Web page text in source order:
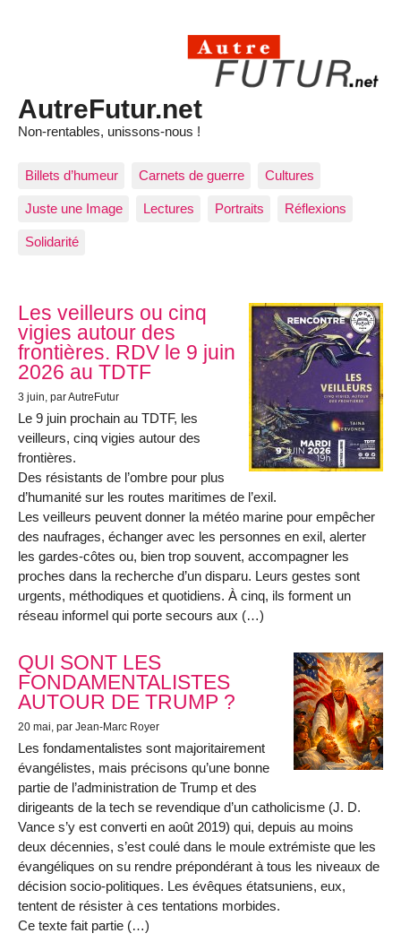
AutreFutur.net
Non-rentables, unissons-nous !
Billets d’humeur Carnets de guerre Cultures
Juste une Image Lectures Portraits Réflexions
Solidarité
Articles les plus récents
Les veilleurs ou cinq
vigies autour des
frontières. RDV le 9 juin
2026 au TDTF
3 juin, par AutreFutur
Le 9 juin prochain au TDTF, les
veilleurs, cinq vigies autour des
frontières.
Des résistants de l’ombre pour plus
d’humanité sur les routes maritimes de l’exil.
Les veilleurs peuvent donner la météo marine pour empêcher
des naufrages, échanger avec les personnes en exil, alerter
les gardes-côtes ou, bien trop souvent, accompagner les
proches dans la recherche d’un disparu. Leurs gestes sont
urgents, méthodiques et quotidiens. À cinq, ils forment un
réseau informel qui porte secours aux (…)
QUI SONT LES
FONDAMENTALISTES
AUTOUR DE TRUMP ?
20 mai, par Jean-Marc Royer
Les fondamentalistes sont majoritairement
évangélistes, mais précisons qu’une bonne
partie de l’administration de Trump et des
dirigeants de la tech se revendique d’un catholicisme (J. D.
Vance s’y est converti en août 2019) qui, depuis au moins
deux décennies, s’est coulé dans le moule extrémiste que les
évangéliques on su rendre prépondérant à tous les niveaux de
décision socio-politiques. Les évêques étatsuniens, eux,
tentent de résister à ces tentations morbides.
Ce texte fait partie (…)